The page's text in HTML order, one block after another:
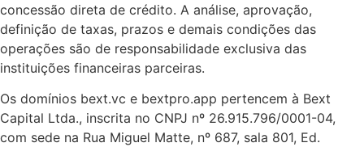
concessão direta de crédito. A análise, aprovação,
definição de taxas, prazos e demais condições das
operações são de responsabilidade exclusiva das
instituições financeiras parceiras.
Os domínios bext.vc e bextpro.app pertencem à Bext
Capital Ltda., inscrita no CNPJ nº 26.915.796/0001-04,
com sede na Rua Miguel Matte, nº 687, sala 801, Ed.